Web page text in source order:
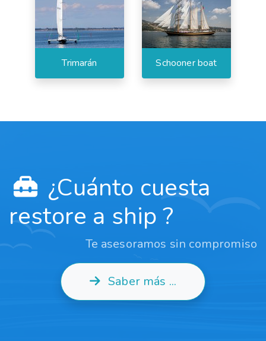
Trimarán Schooner boat
¿Cuánto cuesta
restore a ship ?
Te asesoramos sin compromiso
Saber más ...